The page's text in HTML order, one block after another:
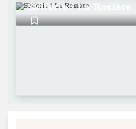
Skiferie i La Rosière